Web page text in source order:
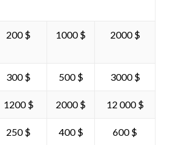
200 $ 1000 $ 2000 $
300 $ 500 $ 3000 $
1200 $ 2000 $ 12 000 $
250 $ 400 $ 600 $